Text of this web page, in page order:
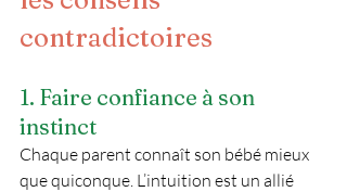
contradictoires
1. Faire confiance à son
instinct
Chaque parent connaît son bébé mieux
que quiconque. L’intuition est un allié